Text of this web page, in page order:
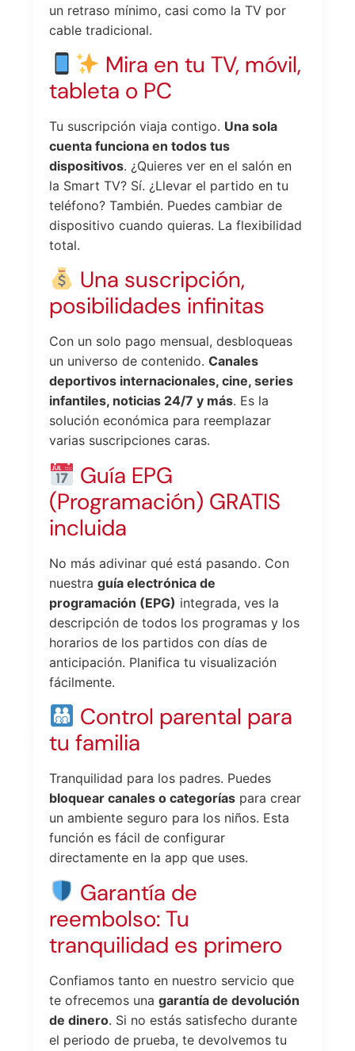
un retraso mínimo, casi como la TV por
cable tradicional.
Mira en tu TV, móvil,
tableta o PC
Tu suscripción viaja contigo. Una sola
cuenta funciona en todos tus
dispositivos. ¿Quieres ver en el salón en
la Smart TV? Sí. ¿Llevar el partido en tu
teléfono? También. Puedes cambiar de
dispositivo cuando quieras. La flexibilidad
total.
Una suscripción,
posibilidades infinitas
Con un solo pago mensual, desbloqueas
un universo de contenido.Canales
deportivos internacionales, cine, series
infantiles, noticias 24/7 y más. Es la
solución económica para reemplazar
varias suscripciones caras.
Guía EPG
(Programación) GRATIS
incluida
No más adivinar qué está pasando. Con
nuestraguía electrónica de
programación (EPG) integrada, ves la
descripción de todos los programas y los
horarios de los partidos con días de
anticipación. Planifica tu visualización
fácilmente.
Control parental para
tu familia
Tranquilidad para los padres. Puedes
bloquear canales o categorías para crear
un ambiente seguro para los niños. Esta
función es fácil de configurar
directamente en la app que uses.
Garantía de
reembolso: Tu
tranquilidad es primero
Confiamos tanto en nuestro servicio que
te ofrecemos unagarantía de devolución
de dinero. Si no estás satisfecho durante
el periodo de prueba, te devolvemos tu